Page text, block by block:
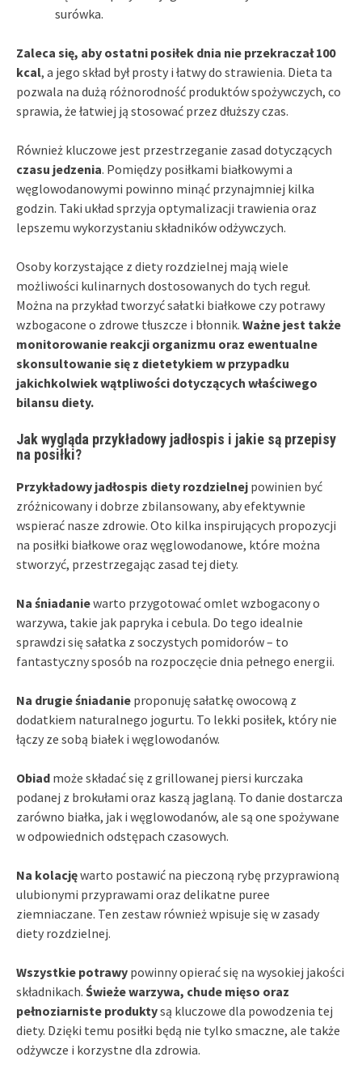
surówka.
Zaleca się, aby ostatni posiłek dnia nie przekraczał 100
kcal, a jego skład był prosty i łatwy do strawienia. Dieta ta
pozwala na dużą różnorodność produktów spożywczych, co
sprawia, że łatwiej ją stosować przez dłuższy czas.
Również kluczowe jest przestrzeganie zasad dotyczących
czasu jedzenia. Pomiędzy posiłkami białkowymi a
węglowodanowymi powinno minąć przynajmniej kilka
godzin. Taki układ sprzyja optymalizacji trawienia oraz
lepszemu wykorzystaniu składników odżywczych.
Osoby korzystające z diety rozdzielnej mają wiele
możliwości kulinarnych dostosowanych do tych reguł.
Można na przykład tworzyć sałatki białkowe czy potrawy
wzbogacone o zdrowe tłuszcze i błonnik. Ważne jest także
monitorowanie reakcji organizmu oraz ewentualne
skonsultowanie się z dietetykiem w przypadku
jakichkolwiek wątpliwości dotyczących właściwego
bilansu diety.
Jak wygląda przykładowy jadłospis i jakie są przepisy
na posiłki?
Przykładowy jadłospis diety rozdzielnej powinien być
zróżnicowany i dobrze zbilansowany, aby efektywnie
wspierać nasze zdrowie. Oto kilka inspirujących propozycji
na posiłki białkowe oraz węglowodanowe, które można
stworzyć, przestrzegając zasad tej diety.
Na śniadaniewarto przygotować omlet wzbogacony o
warzywa, takie jak papryka i cebula. Do tego idealnie
sprawdzi się sałatka z soczystych pomidorów – to
fantastyczny sposób na rozpoczęcie dnia pełnego energii.
Na drugie śniadanie proponuję sałatkę owocową z
dodatkiem naturalnego jogurtu. To lekki posiłek, który nie
łączy ze sobą białek i węglowodanów.
Obiad może składać się z grillowanej piersi kurczaka
podanej z brokułami oraz kaszą jaglaną. To danie dostarcza
zarówno białka, jak i węglowodanów, ale są one spożywane
w odpowiednich odstępach czasowych.
Na kolacjęwarto postawić na pieczoną rybę przyprawioną
ulubionymi przyprawami oraz delikatne puree
ziemniaczane. Ten zestaw również wpisuje się w zasady
diety rozdzielnej.
Wszystkie potrawy powinny opierać się na wysokiej jakości
składnikach. Świeże warzywa, chude mięso oraz
pełnoziarniste produktysą kluczowe dla powodzenia tej
diety. Dzięki temu posiłki będą nie tylko smaczne, ale także
odżywcze i korzystne dla zdrowia.